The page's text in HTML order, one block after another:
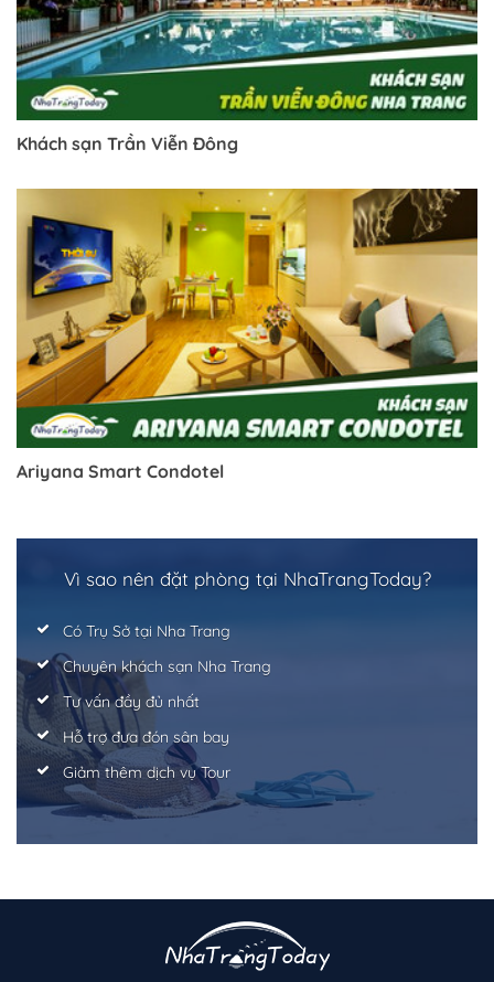
Trở về trang trước đó
Khách sạn Trần Viễn Đông
Ariyana Smart Condotel
Vì sao nên đặt phòng tại NhaTrangToday?
Có Trụ Sở tại Nha Trang
Chuyên khách sạn Nha Trang
Tư vấn đầy đủ nhất
Hỗ trợ đưa đón sân bay
Giảm thêm dịch vụ Tour